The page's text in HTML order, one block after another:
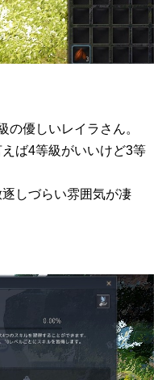
の優しいレイラさん。
ば4等級がいいけど3等
しづらい雰囲気が凄